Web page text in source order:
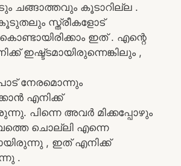
ചങ്ങാത്തവും കൂടാറില്ല .
കൂടുതലും സ്ത്രീകളോട്
ഇത് . എന്റെ
ഇഷ്ട്ടമായിരുന്നെങ്കിലും ,
നേരമൊന്നും
എനിക്ക്
പിന്നെ അവർ മിക്കപ്പോഴും
ചൊല്ലി എന്നെ
, ഇത് എനിക്ക്
.